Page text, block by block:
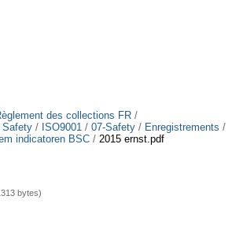
des collections FR /
Safety / ISO9001 /07-Safety / Enregistrements /
indicatoren BSC /2015 ernst.pdf
bytes)